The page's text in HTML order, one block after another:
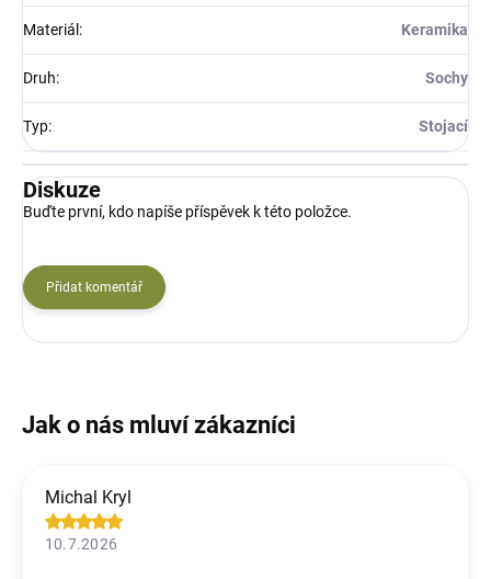
Materiál : Keramika
Druh: Sochy
Typ: Stojací
Diskuze
Buďte první, kdo napíše příspěvek k této položce.
Přidat komentář
Michal Kryl
10.7.2026